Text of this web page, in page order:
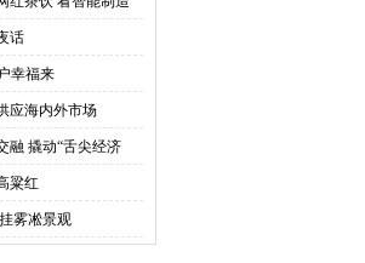
话
幸福来
应海内外市场
融 撬动“舌尖经济
粱红
雾凇景观